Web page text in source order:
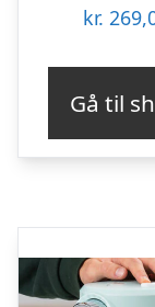
kr.
Gå til